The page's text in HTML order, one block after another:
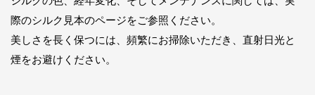
際のシルク見本のページをご参照ください。
美しさを長く保つには、頻繁にお掃除いただき、直射日光と
煙をお避けください。